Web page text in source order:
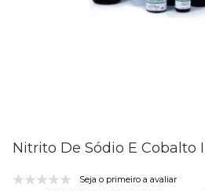
Nitrito De Sódio E Cobalto
Seja o primeiro a avaliar